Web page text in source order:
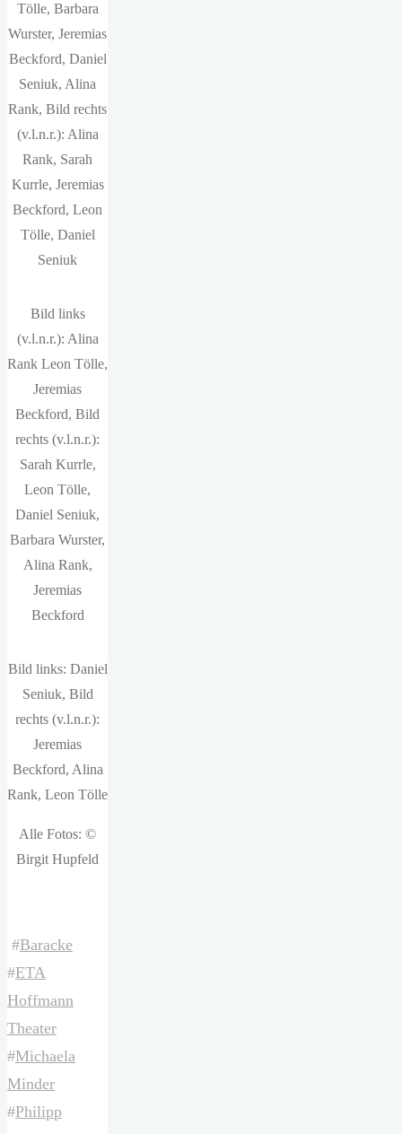
Tölle, Barbara
Wurster, Jeremias
Beckford, Daniel
Seniuk, Alina
Rank, Bild rechts
(v.l.n.r.): Alina
Rank, Sarah
Kurrle, Jeremias
Beckford, Leon
Tölle, Daniel
Seniuk
Bild links
(v.l.n.r.): Alina
Rank Leon Tölle,
Jeremias
Beckford, Bild
rechts (v.l.n.r.):
Sarah Kurrle,
Leon Tölle,
Daniel Seniuk,
Barbara Wurster,
Alina Rank,
Jeremias
Beckford
Bild links: Daniel
Seniuk, Bild
rechts (v.l.n.r.):
Jeremias
Beckford, Alina
Rank, Leon Tölle
Alle Fotos: ©
Birgit Hupfeld
#Baracke
#ETA
Hoffmann
Theater
#Michaela
Minder
#Philipp